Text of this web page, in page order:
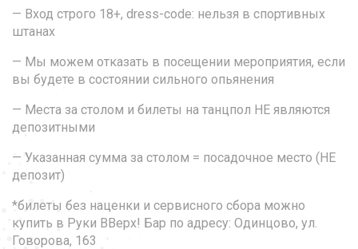
— Вход строго 18+, dress-code: нельзя в спортивных
штанах
— Мы можем отказать в посещении мероприятия, если
вы будете в состоянии сильного опьянения
— Места за столом и билеты на танцпол НЕ являются
депозитными
— Указанная сумма за столом = посадочное место (НЕ
депозит)
*билеты без наценки и сервисного сбора можно
купить в Руки ВВерх! Бар по адресу: Одинцово, ул.
Говорова, 163